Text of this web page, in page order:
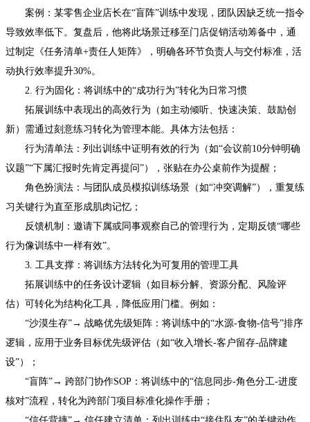
案例：某零售企业店长在“盲阵”训练中发现，团队因缺乏统一指令
导致效率低下。复盘后，他将此场景迁移至门店促销活动筹备中，通
过制定《任务清单+责任人矩阵》，明确各环节负责人与交付标准，活
动执行效率提升30%。
2. 行为固化：将训练中的“成功行为”转化为日常习惯
拓展训练中表现出的高效行为（如主动倾听、快速决策、鼓励创
新）需通过刻意练习转化为管理本能。具体方法包括：
行为清单法：列出训练中证明有效的行为（如“会议前10分钟明确
议题”“下属汇报时先肯定再提问”），张贴在办公桌前作为提醒；
角色扮演法：与团队成员模拟训练场景（如“冲突调解”），重复练
习关键行为直至形成肌肉记忆；
反馈机制：邀请下属或同事观察自己的管理行为，定期反馈“哪些
行为像训练中一样有效”。
3. 工具支撑：将训练方法转化为可复用的管理工具
拓展训练中的任务设计逻辑（如目标分解、资源分配、风险评
估）可转化为结构化工具，降低应用门槛。例如：
“沙漠生存”→ 战略优先级矩阵：将训练中的“水源-食物-信号”排序
逻辑，应用于业务目标优先级评估（如“收入增长-客户留存-品牌建
设”）；
“盲阵”→ 跨部门协作SOP：将训练中的“信息同步-角色分工-进度
核对”流程，转化为跨部门项目标准化操作手册；